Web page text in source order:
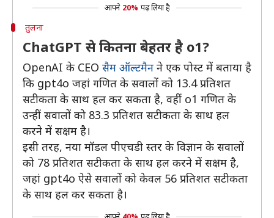
आपने 20% पढ़ लिया है
तुलना
ChatGPT से कितना बेहतर है o1?
OpenAI के CEO सैम ऑल्टमैन ने एक पोस्ट में बताया है
कि gpt4o जहां गणित के सवालों को 13.4 प्रतिशत
सटीकता के साथ हल कर सकता है, वहीं o1 गणित के
उन्हीं सवालों को 83.3 प्रतिशत सटीकता के साथ हल
करने में सक्षम है।
इसी तरह, नया मॉडल पीएचडी स्तर के विज्ञान के सवालों
को 78 प्रतिशत सटीकता के साथ हल करने में सक्षम है,
जहां gpt4o ऐसे सवालों को केवल 56 प्रतिशत सटीकता
के साथ हल कर सकता है।